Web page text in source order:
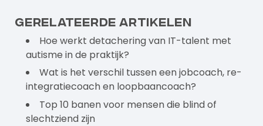
Gerelateerde artikelen
Hoe werkt detachering van IT-talent met
autisme in de praktijk?
Wat is het verschil tussen een jobcoach, re-
integratiecoach en loopbaancoach?
Top 10 banen voor mensen die blind of
slechtziend zijn